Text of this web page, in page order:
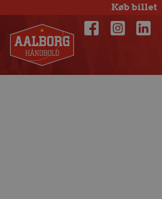
Køb billet